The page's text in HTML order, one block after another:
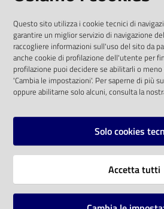
Eventi
Chiedi al
bibliotecario
Avvisi
solo alle condizioni previste dalla
comunitaria 2003/98/CE e dal
SOCIAL
Instagram
Vai alla pagina
Questo sito utilizza i cookie tecnici di
garantire un miglior servizio di navigazione
raccogliere informazioni sull'uso del sito da
anche cookie di profilazione dell'utente per
profilazione puoi decidere se abilitarli o
'Cambia le impostazioni'. Per saperne di più
oppure abilitarne solo alcuni, consulta la
Solo cookies
Accetta tutti